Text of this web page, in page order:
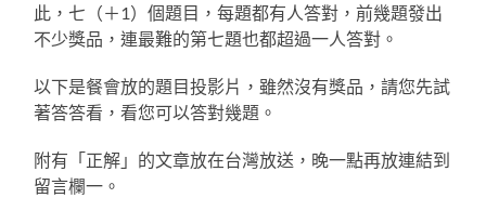
此，七（＋1）個題目，每題都有人答對，前幾題發出
不少獎品，連最難的第七題也都超過一人答對。
以下是餐會放的題目投影片，雖然沒有獎品，請您先試
著答答看，看您可以答對幾題。
附有「正解」的文章放在台灣放送，晚一點再放連結到
留言欄一。